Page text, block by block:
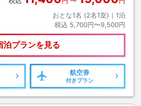
おとな1名 (2名1室)｜ 1泊
税込 5,700円〜9,500円
泊プランを見る
航空券
付きプラン